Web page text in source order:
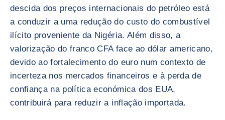
descida dos preços internacionais do petróleo está
a conduzir a uma redução do custo do combustível
ilícito proveniente da Nigéria. Além disso, a
valorização do franco CFA face ao dólar americano,
devido ao fortalecimento do euro num contexto de
incerteza nos mercados financeiros e à perda de
confiança na política económica dos EUA,
contribuirá para reduzir a inflação importada.